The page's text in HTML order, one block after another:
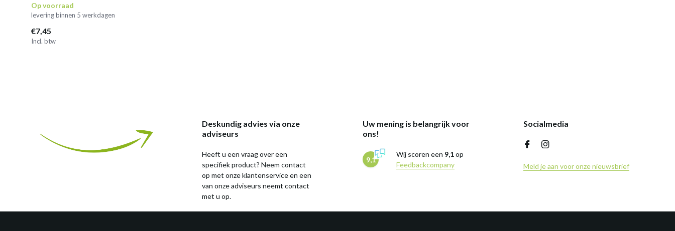
Op voorraad
levering binnen 5 werkdagen
€7,45
Incl. btw
Deskundig advies via onze
adviseurs
Heeft u een vraag over een
specifiek product? Neem contact
op met onze klantenservice en een
van onze adviseurs neemt contact
met u op.
Uw mening is belangrijk voor
ons!
9,1
Wij scoren een 9,1op
Feedbackcompany
Socialmedia
Meld je aan voor onze nieuwsbrief